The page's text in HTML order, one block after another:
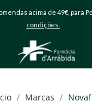
acima de 49€,
condições.
Marcas